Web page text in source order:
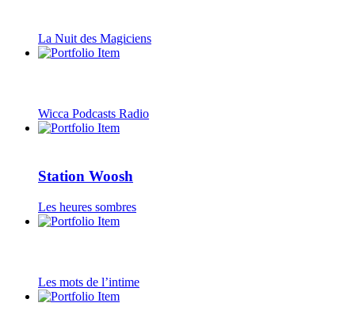
La Nuit des Magiciens
Wicca Podcasts Radio
Station Woosh
Les heures sombres
Les mots de l’intime